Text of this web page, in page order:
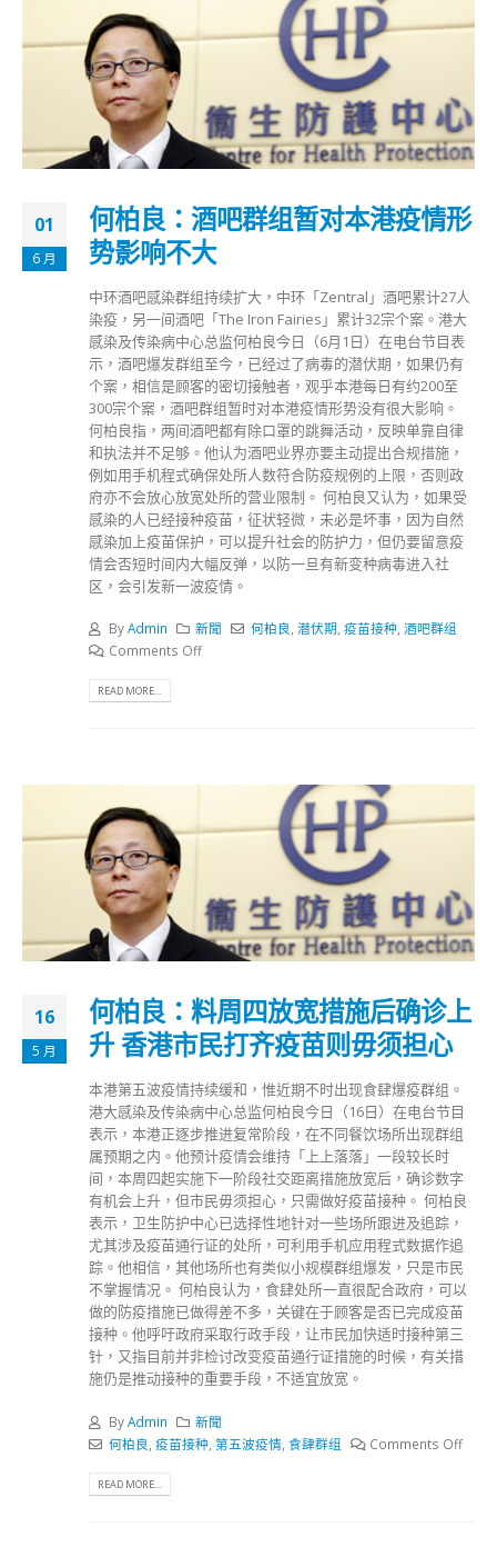
01
6 月
何柏良：酒吧群组暂对本港疫情形
势影响不大
中环酒吧感染群组持续扩大，中环「Zentral」酒吧累计27人
染疫，另一间酒吧「The Iron Fairies」累计32宗个案。港大
感染及传染病中心总监何柏良今日（6月1日）在电台节目表
示，酒吧爆发群组至今，已经过了病毒的潜伏期，如果仍有
个案，相信是顾客的密切接触者，观乎本港每日有约200至
300宗个案，酒吧群组暂时对本港疫情形势没有很大影响。
何柏良指，两间酒吧都有除口罩的跳舞活动，反映单靠自律
和执法并不足够。他认为酒吧业界亦要主动提出合规措施，
例如用手机程式确保处所人数符合防疫规例的上限，否则政
府亦不会放心放宽处所的营业限制。 何柏良又认为，如果受
感染的人已经接种疫苗，征状轻微，未必是坏事，因为自然
感染加上疫苗保护，可以提升社会的防护力，但仍要留意疫
情会否短时间内大幅反弹，以防一旦有新变种病毒进入社
区，会引发新一波疫情。
ByAdmin 新聞 何柏良 ,潜伏期 ,疫苗接种 ,酒吧群组
Comments Off
READ MORE...
16
5 月
何柏良：料周四放宽措施后确诊上
升 香港市民打齐疫苗则毋须担心
本港第五波疫情持续缓和，惟近期不时出现食肆爆疫群组。
港大感染及传染病中心总监何柏良今日（16日）在电台节目
表示，本港正逐步推进复常阶段，在不同餐饮场所出现群组
属预期之内。他预计疫情会维持「上上落落」一段较长时
间，本周四起实施下一阶段社交距离措施放宽后，确诊数字
有机会上升，但市民毋须担心，只需做好疫苗接种。 何柏良
表示，卫生防护中心已选择性地针对一些场所跟进及追踪，
尤其涉及疫苗通行证的处所，可利用手机应用程式数据作追
踪。他相信，其他场所也有类似小规模群组爆发，只是市民
不掌握情况。 何柏良认为，食肆处所一直很配合政府，可以
做的防疫措施已做得差不多，关键在于顾客是否已完成疫苗
接种。他呼吁政府采取行政手段，让市民加快适时接种第三
针，又指目前并非检讨改变疫苗通行证措施的时候，有关措
施仍是推动接种的重要手段，不适宜放宽。
ByAdmin
新聞
何柏良 疫苗接种 第五波疫情, 食肆群组 Comments Off
READ MORE...